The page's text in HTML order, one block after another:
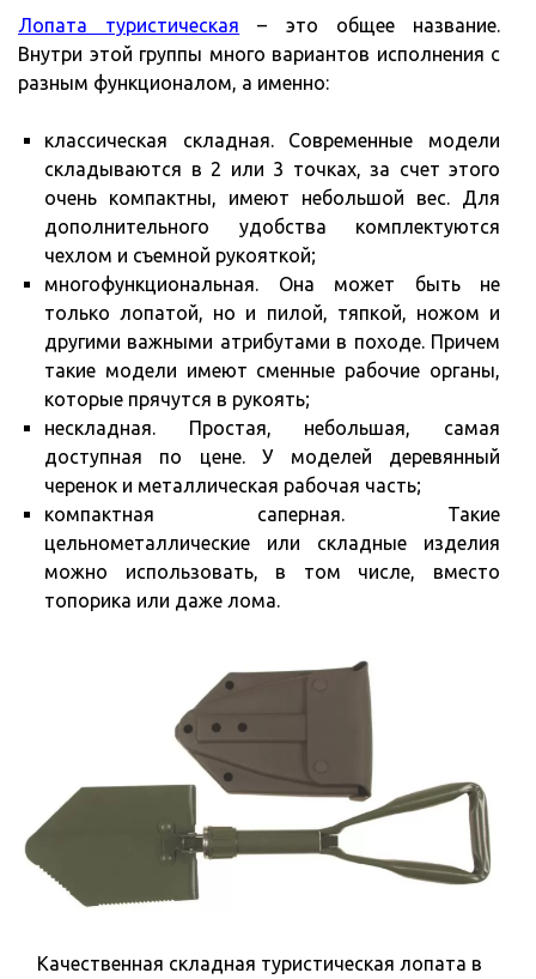
Лопата туристическая – это общее название.
Внутри этой группы много вариантов исполнения с
разным функционалом, а именно:
классическая складная. Современные модели
складываются в 2 или 3 точках, за счет этого
очень компактны, имеют небольшой вес. Для
дополнительного удобства комплектуются
чехлом и съемной рукояткой;
многофункциональная. Она может быть не
только лопатой, но и пилой, тяпкой, ножом и
другими важными атрибутами в походе. Причем
такие модели имеют сменные рабочие органы,
которые прячутся в рукоять;
нескладная. Простая, небольшая, самая
доступная по цене. У моделей деревянный
черенок и металлическая рабочая часть;
компактная саперная. Такие
цельнометаллические или складные изделия
можно использовать, в том числе, вместо
топорика или даже лома.
Качественная складная туристическая лопата в